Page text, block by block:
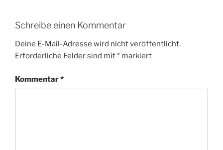
Schreibe einen Kommentar
Deine E-Mail-Adresse wird nicht veröffentlicht.
Erforderliche Felder sind mit* markiert
Kommentar*